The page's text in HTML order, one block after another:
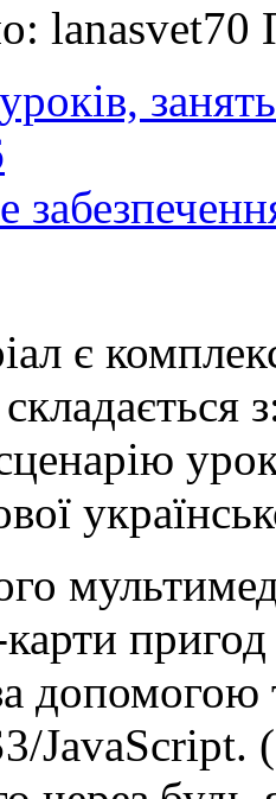
занять
є
карти
допомогою
JavaScript.